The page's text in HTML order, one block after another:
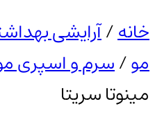
خانه/آرایشی
مو/سرم و اسپری
مینوتا سریتا